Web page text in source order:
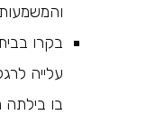
בקרו
עלייה
בו